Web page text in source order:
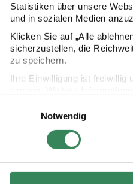
Statistiken über unsere
und in sozialen Medien
Klicken Sie auf „Alle
sicherzustellen, die
zu speichern.
Ihre Einwilligung ist freiwillig
Impressum
Datenschutz
Notwendig
Bastelanleitung